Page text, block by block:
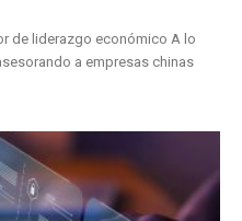
de liderazgo económico A lo
a empresas chinas